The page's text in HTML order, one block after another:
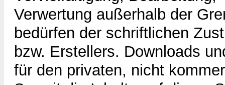
Verwertung außerhalb der
bedürfen der schriftlichen
bzw. Erstellers. Downloads
für den privaten, nicht